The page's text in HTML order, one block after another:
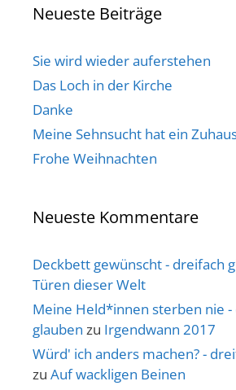
Neueste Beiträge
Sie wird wieder auferstehen
Das Loch in der Kirche
Danke
Meine Sehnsucht hat ein
Frohe Weihnachten
Neueste Kommentare
Deckbett gewünscht - dreifach
Türen dieser Welt
Meine Held*innen sterben nie -
glauben zu Irgendwann 2017
Würd' ich anders machen? -
zu Auf wackligen Beinen